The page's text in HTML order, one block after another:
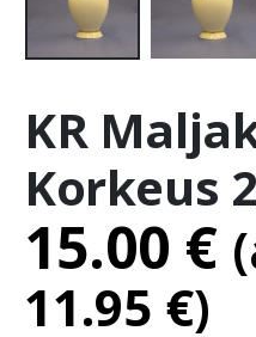
KR
Korkeus
15.00 €
11.95 €)